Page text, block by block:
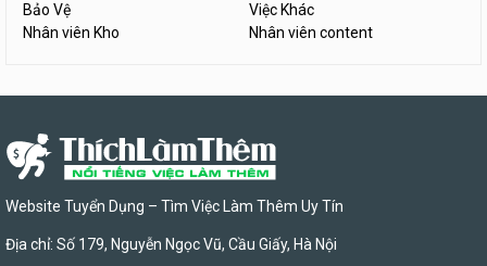
Bảo Vệ
Việc Khác
Nhân viên Kho
Nhân viên content
Website Tuyển Dụng – Tìm Việc Làm Thêm Uy Tín
Địa chỉ: Số 179, Nguyễn Ngọc Vũ, Cầu Giấy, Hà Nội